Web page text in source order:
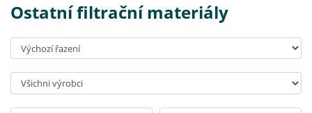
Ostatní filtrační materiály
Seřadit:
Výrobci: